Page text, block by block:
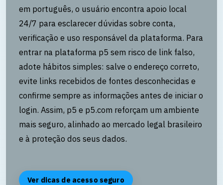
em português, o usuário encontra apoio local
24/7 para esclarecer dúvidas sobre conta,
verificação e uso responsável da plataforma. Para
entrar na plataforma p5 sem risco de link falso,
adote hábitos simples: salve o endereço correto,
evite links recebidos de fontes desconhecidas e
confirme sempre as informações antes de iniciar o
login. Assim, p5 e p5.com reforçam um ambiente
mais seguro, alinhado ao mercado legal brasileiro
e à proteção dos seus dados.
Ver dicas de acesso seguro